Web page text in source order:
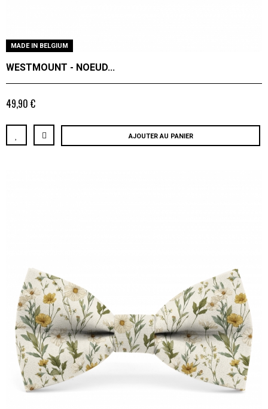
MADE IN BELGIUM
WESTMOUNT - NOEUD...
49,90 €
AJOUTER AU PANIER